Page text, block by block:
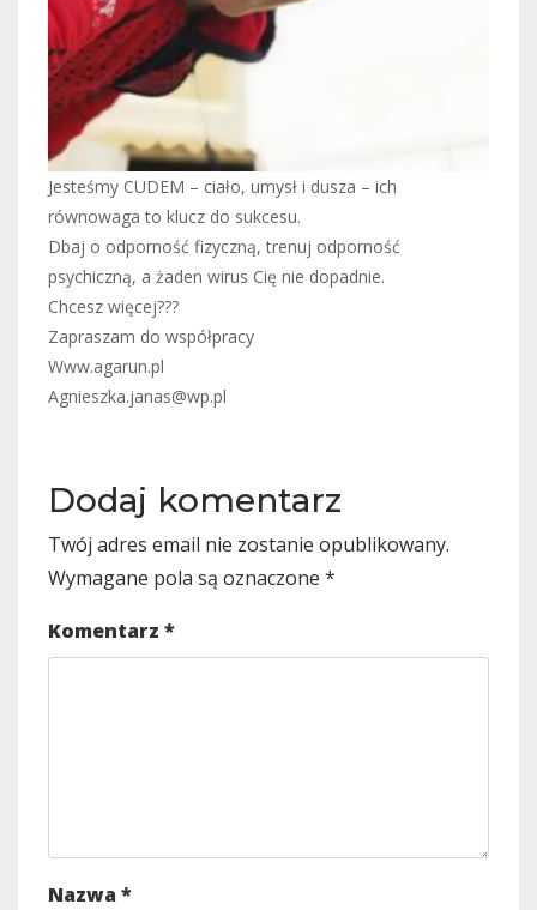
Jesteśmy CUDEM – ciało, umysł i dusza – ich
równowaga to klucz do sukcesu.
Dbaj o odporność fizyczną, trenuj odporność
psychiczną, a żaden wirus Cię nie dopadnie.
Chcesz więcej???
Zapraszam do współpracy
Www.agarun.pl
Agnieszka.janas@wp.pl
Dodaj komentarz
Twój adres email nie zostanie opublikowany.
Wymagane pola są oznaczone *
Komentarz *
Nazwa *